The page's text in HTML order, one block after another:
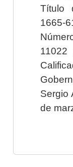
Título
1665-
Sergio
de